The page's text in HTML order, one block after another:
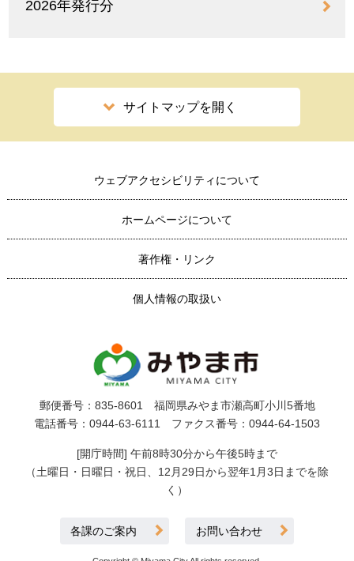
2026年発行分
サイトマップを開く
ウェブアクセシビリティについて
ホームページについて
著作権・リンク
個人情報の取扱い
郵便番号：835-8601 福岡県みやま市瀬高町小川5番地
電話番号：0944-63-6111 ファクス番号：0944-64-1503
[開庁時間] 午前8時30分から午後5時まで
（土曜日・日曜日・祝日、12月29日から翌年1月3日までを除
く）
各課のご案内 お問い合わせ